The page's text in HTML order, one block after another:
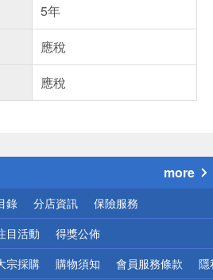
5年
應稅
應稅
送
請小心！
more
錄 分店資訊 保險服務
目活動 得獎公佈
宗採購 購物須知 會員服務條款 隱